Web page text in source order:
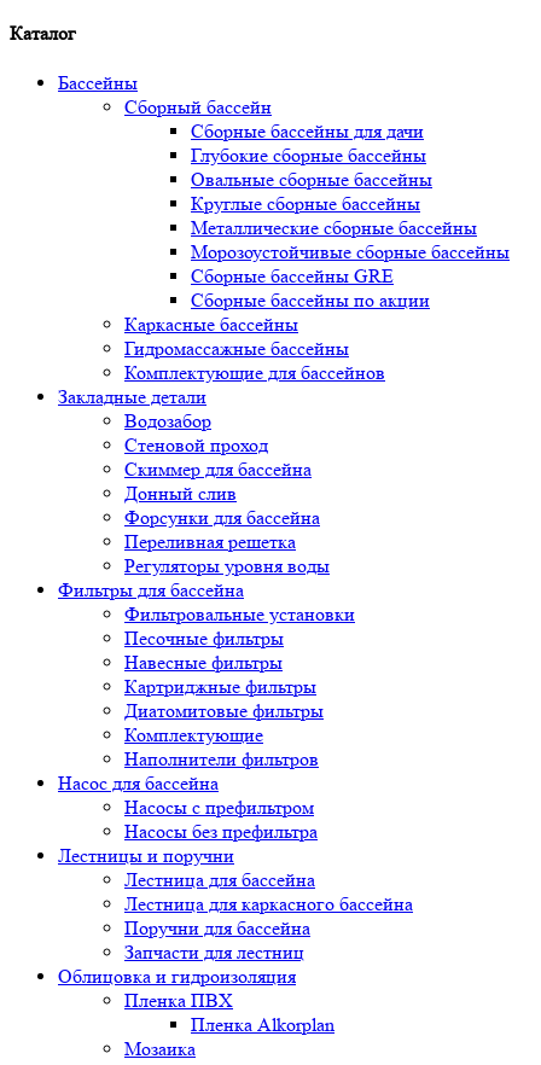
Каталог
Бассейны
Сборный бассейн
Сборные бассейны для дачи
Глубокие сборные бассейны
Овальные сборные бассейны
Круглые сборные бассейны
Металлические сборные бассейны
Морозоустойчивые сборные бассейны
Сборные бассейны GRE
Сборные бассейны по акции
Каркасные бассейны
Гидромассажные бассейны
Комплектующие для бассейнов
Закладные детали
Водозабор
Стеновой проход
Скиммер для бассейна
Донный слив
Форсунки для бассейна
Переливная решетка
Регуляторы уровня воды
Фильтры для бассейна
Фильтровальные установки
Песочные фильтры
Навесные фильтры
Картриджные фильтры
Диатомитовые фильтры
Комплектующие
Наполнители фильтров
Насос для бассейна
Насосы с префильтром
Насосы без префильтра
Лестницы и поручни
Лестница для бассейна
Лестница для каркасного бассейна
Поручни для бассейна
Запчасти для лестниц
Облицовка и гидроизоляция
Пленка ПВХ
Пленка Alkorplan
Мозаика